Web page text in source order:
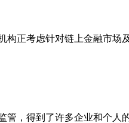
构正考虑针对链上金融市场
，得到了许多企业和个人